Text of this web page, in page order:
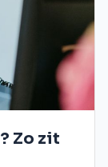
Zo zit